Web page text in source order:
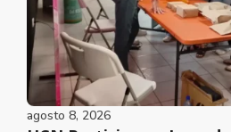
agosto 8, 2026